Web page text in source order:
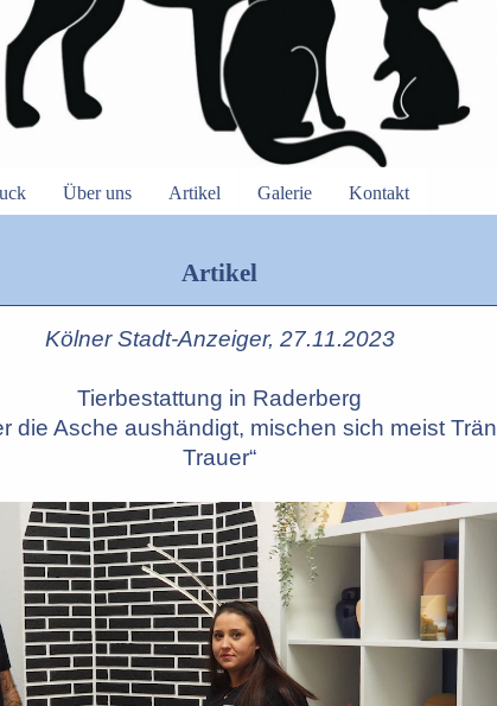
Über uns Artikel Galerie Kontakt
Artikel
Kölner Stadt-Anzeiger, 27.11.2023
Tierbestattung in Raderberg
die Asche aushändigt, mischen sich meist
Trauer“